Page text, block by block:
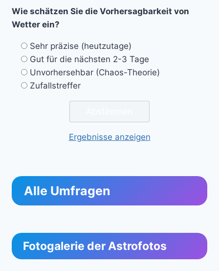
Wie schätzen Sie die Vorhersagbarkeit von
Wetter ein?
Sehr präzise (heutzutage)
Gut für die nächsten 2-3 Tage
Unvorhersehbar (Chaos-Theorie)
Zufallstreffer
Ergebnisse anzeigen
Alle Umfragen
Fotogalerie der Astrofotos